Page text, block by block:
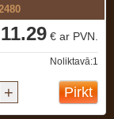
11.29 € ar PVN.
Noliktavā:1
+ Pirkt